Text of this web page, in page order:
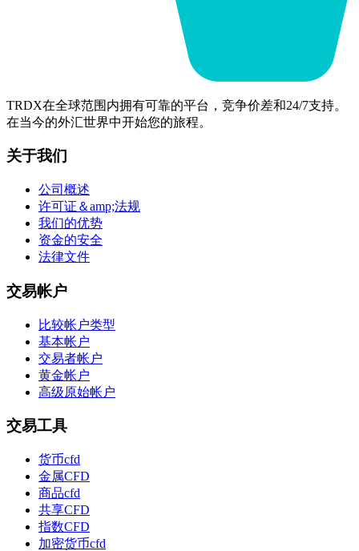
TRDX在全球范围内拥有可靠的平台，竞争价差和24/7支持。
在当今的外汇世界中开始您的旅程。
关于我们
公司概述
许可证＆amp;法规
我们的优势
资金的安全
法律文件
交易帐户
比较帐户类型
基本帐户
交易者帐户
黄金帐户
高级原始帐户
交易工具
货币cfd
金属CFD
商品cfd
共享CFD
指数CFD
加密货币cfd